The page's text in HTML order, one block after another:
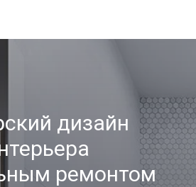
дизайн
ремонтом